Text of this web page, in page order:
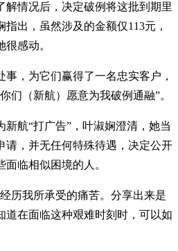
解情况后，决定破例将这批到期里
出，虽然涉及的金额仅113元，
感动。
，为它们赢得了一名忠实客户，
们（新航）愿意为我破例通融”。
航“打广告”，叶淑娴澄清，她当
请，并无任何特殊待遇，决定公开
临相似困境的人。
历我所承受的痛苦。分享出来是
道在面临这种艰难时刻时，可以如